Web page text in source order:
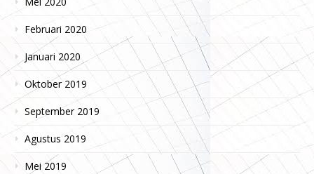
Februari 2020
Januari 2020
Oktober 2019
September 2019
Agustus 2019
Mei 2019